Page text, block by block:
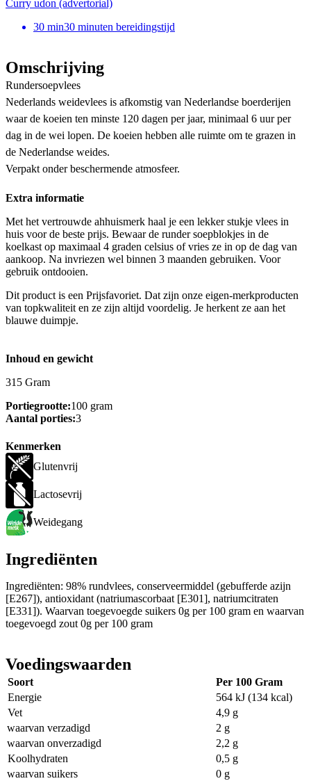
Curry udon (advertorial)
30 min30 minuten bereidingstijd
Omschrijving
Rundersoepvlees
Nederlands weidevlees is afkomstig van Nederlandse boerderijen
waar de koeien ten minste 120 dagen per jaar, minimaal 6 uur per
dag in de wei lopen. De koeien hebben alle ruimte om te grazen in
de Nederlandse weides.
Verpakt onder beschermende atmosfeer.
Extra informatie
Met het vertrouwde ahhuismerk haal je een lekker stukje vlees in
huis voor de beste prijs. Bewaar de runder soepblokjes in de
koelkast op maximaal 4 graden celsius of vries ze in op de dag van
aankoop. Na invriezen wel binnen 3 maanden gebruiken. Voor
gebruik ontdooien.
Dit product is een Prijsfavoriet. Dat zijn onze eigen-merkproducten
van topkwaliteit en ze zijn altijd voordelig. Je herkent ze aan het
blauwe duimpje.
Inhoud en gewicht
315 Gram
Portiegrootte:100 gram
Aantal porties:3
Kenmerken
Glutenvrij
Lactosevrij
Weidegang
Ingrediënten
Ingrediënten: 98% rundvlees, conserveermiddel (gebufferde azijn
[E267]), antioxidant (natriumascorbaat [E301], natriumcitraten
[E331]). Waarvan toegevoegde suikers 0g per 100 gram en waarvan
toegevoegd zout 0g per 100 gram
Voedingswaarden
Soort
Per 100 Gram
Energie
564 kJ (134 kcal)
Vet
4,9 g
waarvan verzadigd
2 g
waarvan onverzadigd
2,2 g
Koolhydraten
0,5 g
waarvan suikers
0 g